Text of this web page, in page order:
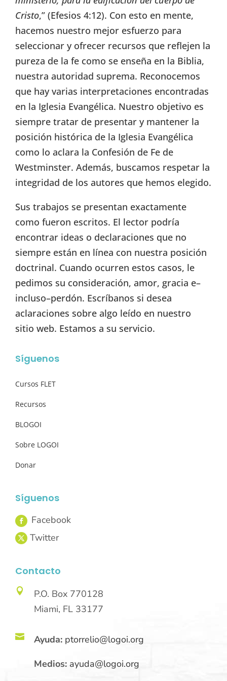
Cristo,” (Efesios 4:12). Con esto en mente,
hacemos nuestro mejor esfuerzo para
seleccionar y ofrecer recursos que reflejen la
pureza de la fe como se enseña en la Biblia,
nuestra autoridad suprema. Reconocemos
que hay varias interpretaciones encontradas
en la Iglesia Evangélica. Nuestro objetivo es
siempre tratar de presentar y mantener la
posición histórica de la Iglesia Evangélica
como lo aclara la Confesión de Fe de
Westminster. Además, buscamos respetar la
integridad de los autores que hemos elegido.
Sus trabajos se presentan exactamente
como fueron escritos. El lector podría
encontrar ideas o declaraciones que no
siempre están en línea con nuestra posición
doctrinal. Cuando ocurren estos casos, le
pedimos su consideración, amor, gracia e–
incluso–perdón. Escríbanos si desea
aclaraciones sobre algo leído en nuestro
sitio web. Estamos a su servicio.
Síguenos
Cursos FLET
Recursos
BLOGOI
Sobre LOGOI
Donar
Síguenos
Contacto

P.O. Box 770128
Miami, FL 33177
 Ayuda: ptorrelio@logoi.org
Medios: ayuda@logoi.org